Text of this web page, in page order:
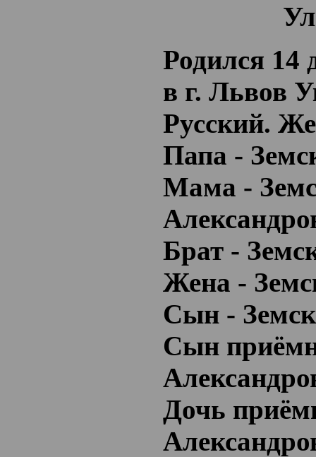
Родился 14
в г. Львов
Русский.
Папа -
Мама -
Брат -
Жена -
Сын -
Сын
Дочь